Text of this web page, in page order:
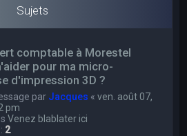
Sujets
comptable à Morestel
pour ma micro-
d'impression 3D ?
par Jacques «ven. août 07,
pm
Venez blablater ici
2